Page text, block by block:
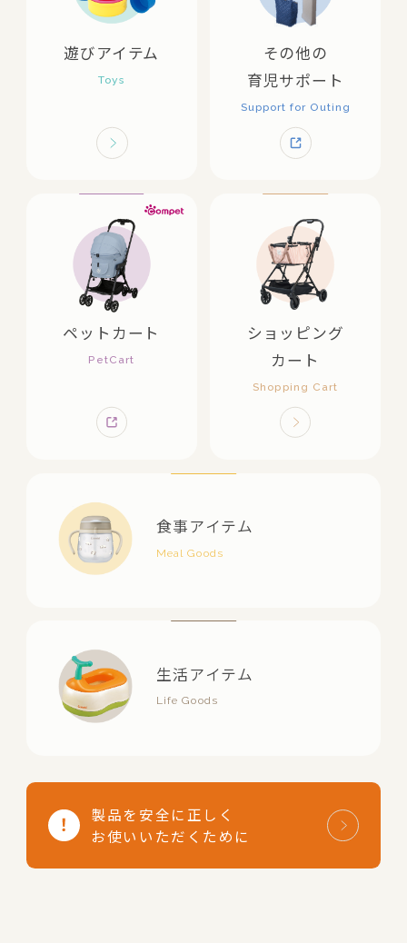
遊びアイテム
その他の
育児サポート
ペットカート
ショッピング
カート
食事アイテム
生活アイテム
製品を安全に正しく
お使いいただくために